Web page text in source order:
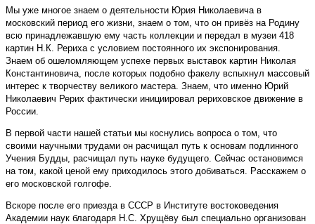
Мы уже многое знаем о деятельности Юрия Николаевича в
московский период его жизни, знаем о том, что он привёз на Родину
всю принадлежавшую ему часть коллекции и передал в музеи 418
картин Н.К. Рериха с условием постоянного их экспонирования.
Знаем об ошеломляющем успехе первых выставок картин Николая
Константиновича, после которых подобно факелу вспыхнул массовый
интерес к творчеству великого мастера. Знаем, что именно Юрий
Николаевич Рерих фактически инициировал рериховское движение в
России.
В первой части нашей статьи мы коснулись вопроса о том, что
своими научными трудами он расчищал путь к основам подлинного
Учения Будды, расчищал путь науке будущего. Сейчас остановимся
на том, какой ценой ему приходилось этого добиваться. Расскажем о
его московской голгофе.
Вскоре после его приезда в СССР в Институте востоковедения
Академии наук благодаря Н.С. Хрущёву был специально организован